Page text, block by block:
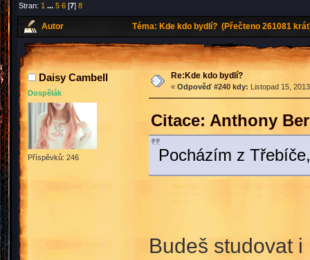
Stran: 1 ...5 6 [7]8
Autor Téma: Kde kdo bydlí? (Přečteno 261081
Daisy Cambell
Dospělák
Příspěvků: 246
Re:Kde kdo bydlí?
« Odpověď #240 kdy: Listopad 15,
Citace: Anthony
Pocházím z
Budeš studovat